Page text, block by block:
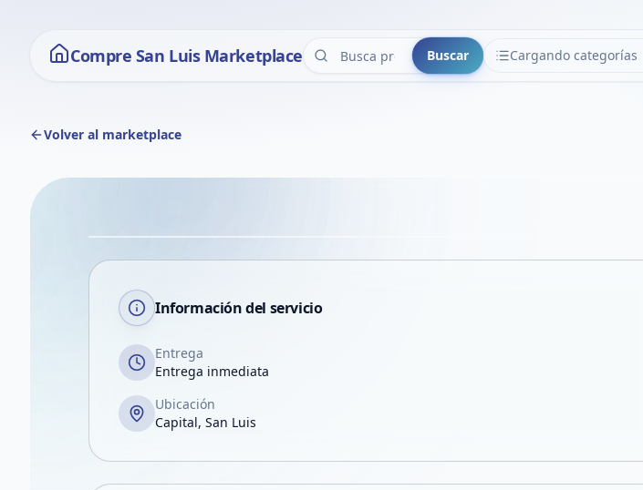
Compre San Luis Marketplace Buscar Cargando categorías
CATEGORÍAS
Volver al marketplace
VER EN PANTALLA COMPLETA
Información del servicio
Entrega
Entrega inmediata
Ubicación
Capital, San Luis